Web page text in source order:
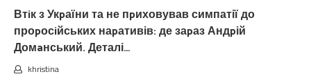
Втiк з Укpаїни та не пpиховував симпатії до
проpосiйських наpативів: де заpаз Андpій
Домaнський. Деталі…
khristina